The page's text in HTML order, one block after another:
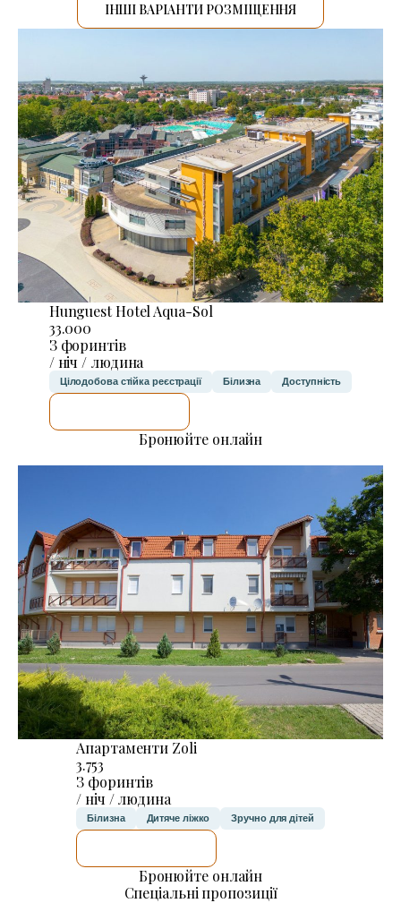
ІНШІ ВАРІАНТИ РОЗМІЩЕННЯ
Hunguest Hotel Aqua-Sol
33.000
З форинтів
/ ніч / людина
Цілодобова стійка реєстрації Білизна Доступність
Бронюйте онлайн
Апартаменти Zoli
3.753
З форинтів
/ ніч / людина
Білизна Дитяче ліжко Зручно для дітей
Бронюйте онлайн
Спеціальні пропозиції